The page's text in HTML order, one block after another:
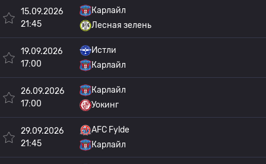
15.09.2026
21:45
Карлайл
Лесная зелень
19.09.2026
17:00
Истли
Карлайл
26.09.2026
17:00
Карлайл
Уокинг
29.09.2026
21:45
AFC Fylde
Карлайл